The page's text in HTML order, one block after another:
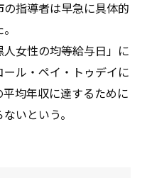
指導者は早急に具体的
女性の均等給与日」に
ル・ペイ・トゥデイに
均年収に達するために
いという。